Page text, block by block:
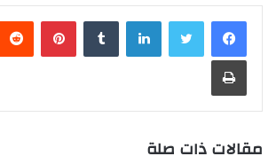
لينكدإن
طباعة
مقالات ذات صلة